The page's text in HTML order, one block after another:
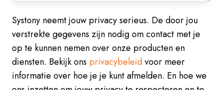
Systony neemt jouw privacy serieus. De door jou
verstrekte gegevens zijn nodig om contact met je
op te kunnen nemen over onze producten en
diensten. Bekijk ons privacybeleidvoor meer
informatie over hoe je je kunt afmelden. En hoe we